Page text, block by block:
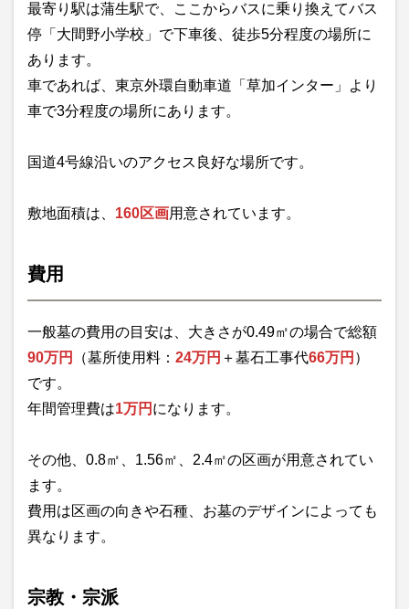
最寄り駅は蒲生駅で、ここからバスに乗り換えてバス
停「大間野小学校」で下車後、徒歩5分程度の場所に
あります。
車であれば、東京外環自動車道「草加インター」より
車で3分程度の場所にあります。
国道4号線沿いのアクセス良好な場所です。
敷地面積は、 160区画用意されています。
費用
一般墓の費用の目安は、大きさが0.49㎡の場合で総額
90万円
（墓所使用料： 24万円 ＋墓石工事代66万円 ）
です。
年間管理費は1万円 になります。
その他、0.8㎡、1.56㎡、2.4㎡の区画が用意されてい
ます。
費用は区画の向きや石種、お墓のデザインによっても
異なります。
宗教・宗派